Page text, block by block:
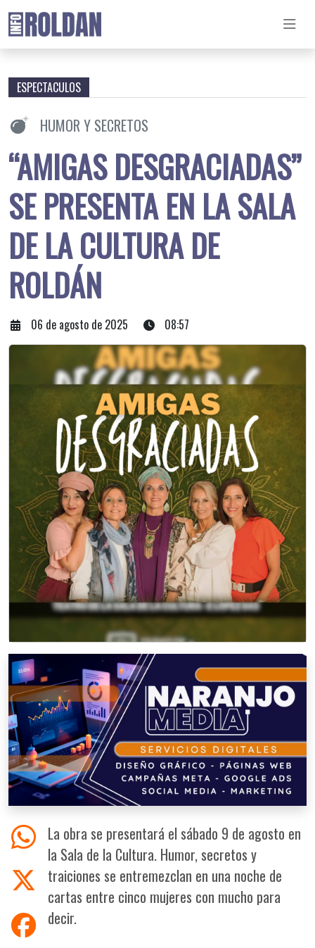
ESPECTACULOS
HUMOR Y SECRETOS
“AMIGAS DESGRACIADAS”
SE PRESENTA EN LA SALA
DE LA CULTURA DE
ROLDÁN
06 de agosto de 2025 08:57
La obra se presentará el sábado 9 de agosto en
la Sala de la Cultura. Humor, secretos y
traiciones se entremezclan en una noche de
cartas entre cinco mujeres con mucho para
decir.